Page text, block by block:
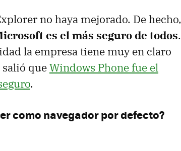
no haya mejorado. De hecho,
es el más seguro de todos.
la empresa tiene muy en claro
queWindows Phone fue el
.
como navegador por defecto?